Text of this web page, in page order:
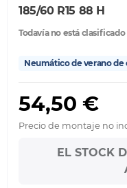
185/60 R15 88 H
Todavía no está clasificado
Neumático de verano de
54,50 €
Precio de montaje no
EL STOCK